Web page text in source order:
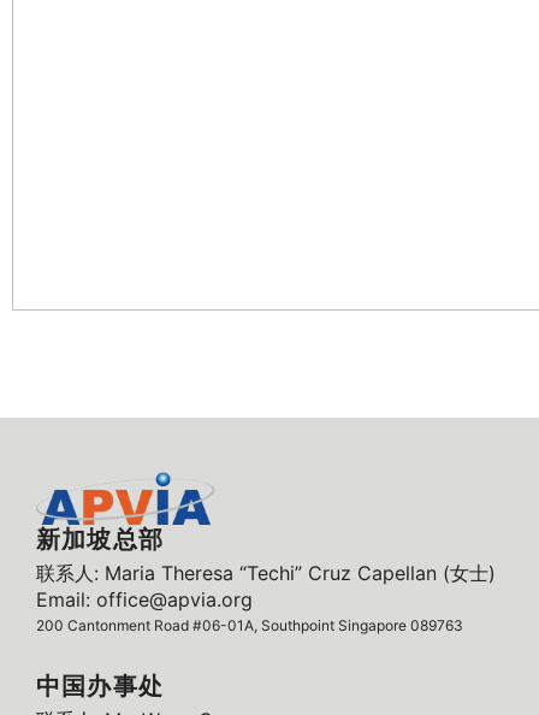
新加坡总部
联系人: Maria Theresa “Techi” Cruz Capellan (女士)
Email: office@apvia.org
200 Cantonment Road #06-01A, Southpoint Singapore 089763
中国办事处